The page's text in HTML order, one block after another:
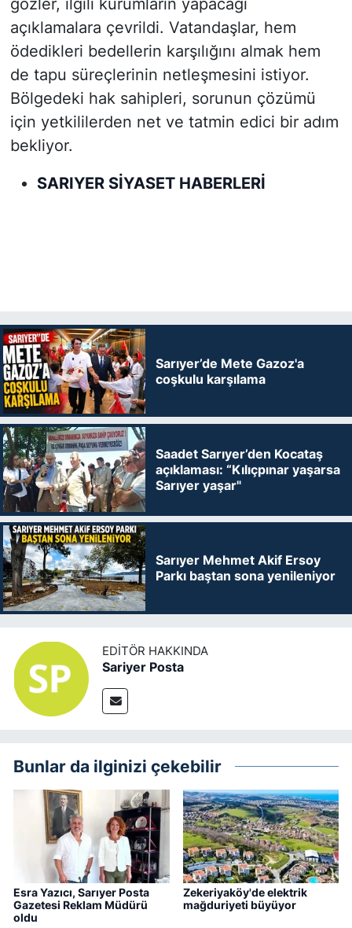
açıklamalara çevrildi. Vatandaşlar, hem
ödedikleri bedellerin karşılığını almak hem
de tapu süreçlerinin netleşmesini istiyor.
Bölgedeki hak sahipleri, sorunun çözümü
için yetkililerden net ve tatmin edici bir adım
bekliyor.
SARIYER SİYASET HABERLERİ
Sarıyer’de Mete Gazoz'a
coşkulu karşılama
Saadet Sarıyer’den Kocataş
açıklaması: “Kılıçpınar yaşarsa
Sarıyer yaşar"
Sarıyer Mehmet Akif Ersoy
Parkı baştan sona yenileniyor
EDITÖR HAKKINDA
Sariyer Posta
Bunlar da ilginizi çekebilir
Esra Yazıcı, Sarıyer Posta
Gazetesi Reklam Müdürü
oldu
Zekeriyaköy'de elektrik
mağduriyeti büyüyor